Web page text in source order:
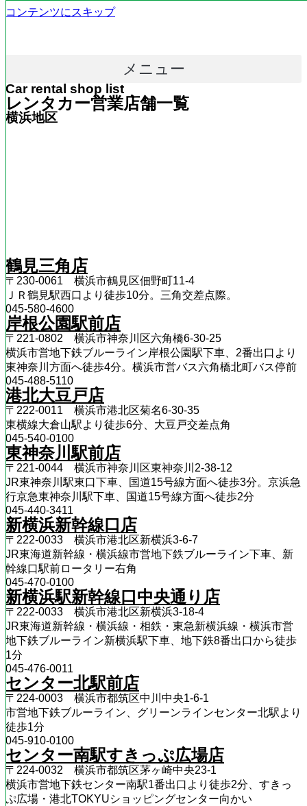
コンテンツにスキップ
メニュー
Car rental shop list
レンタカー営業店舗一覧
横浜地区
鶴見三角店
〒230-0061 横浜市鶴見区佃野町11-4
ＪＲ鶴見駅西口より徒歩10分。三角交差点際。
045-580-4600
岸根公園駅前店
〒221-0802 横浜市神奈川区六角橋6-30-25
横浜市営地下鉄ブルーライン岸根公園駅下車、2番出口より
東神奈川方面へ徒歩4分。横浜市営バス六角橋北町バス停前
045-488-5110
港北大豆戸店
〒222-0011 横浜市港北区菊名6-30-35
東横線大倉山駅より徒歩6分、大豆戸交差点角
045-540-0100
東神奈川駅前店
〒221-0044 横浜市神奈川区東神奈川2-38-12
JR東神奈川駅東口下車、国道15号線方面へ徒歩3分。京浜急
行京急東神奈川駅下車、国道15号線方面へ徒歩2分
045-440-3411
新横浜新幹線口店
〒222-0033 横浜市港北区新横浜3-6-7
JR東海道新幹線・横浜線市営地下鉄ブルーライン下車、新
幹線口駅前ロータリー右角
045-470-0100
新横浜駅新幹線口中央通り店
〒222-0033 横浜市港北区新横浜3‐18‐4
JR東海道新幹線・横浜線・相鉄・東急新横浜線・横浜市営
地下鉄ブルーライン新横浜駅下車、地下鉄8番出口から徒歩
1分
045-476-0011
センター北駅前店
〒224-0003 横浜市都筑区中川中央1-6-1
市営地下鉄ブルーライン、グリーンラインセンター北駅より
徒歩1分
045-910-0100
センター南駅すきっぷ広場店
〒224-0032 横浜市都筑区茅ヶ崎中央23-1
横浜市営地下鉄センター南駅1番出口より徒歩2分、すきっ
ぷ広場・港北TOKYUショッピングセンター向かい